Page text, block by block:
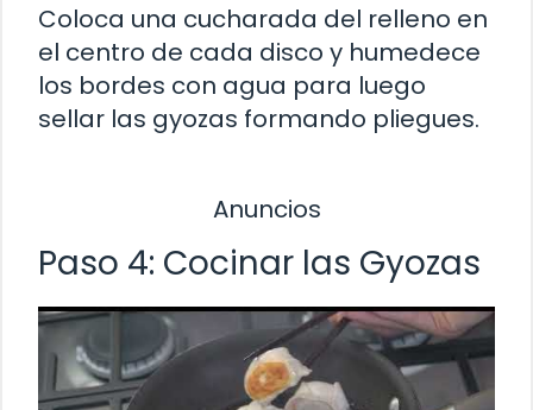
Coloca una cucharada del relleno en
el centro de cada disco y humedece
los bordes con agua para luego
sellar las gyozas formando pliegues.
Anuncios
Paso 4: Cocinar las Gyozas